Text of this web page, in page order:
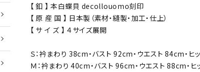
【 釦 】 本白蝶貝 decollouomo刻印
【 原 産 国 】 日本製（素材・縫製・加工・仕上）
【 サ イ ズ 】 ４サイズ展開
Ｓ：衿まわり 38cm・バスト 92cm・ウエスト 84cm
Ｍ：衿まわり 40cm・バスト 96cm・ウエスト 88cm